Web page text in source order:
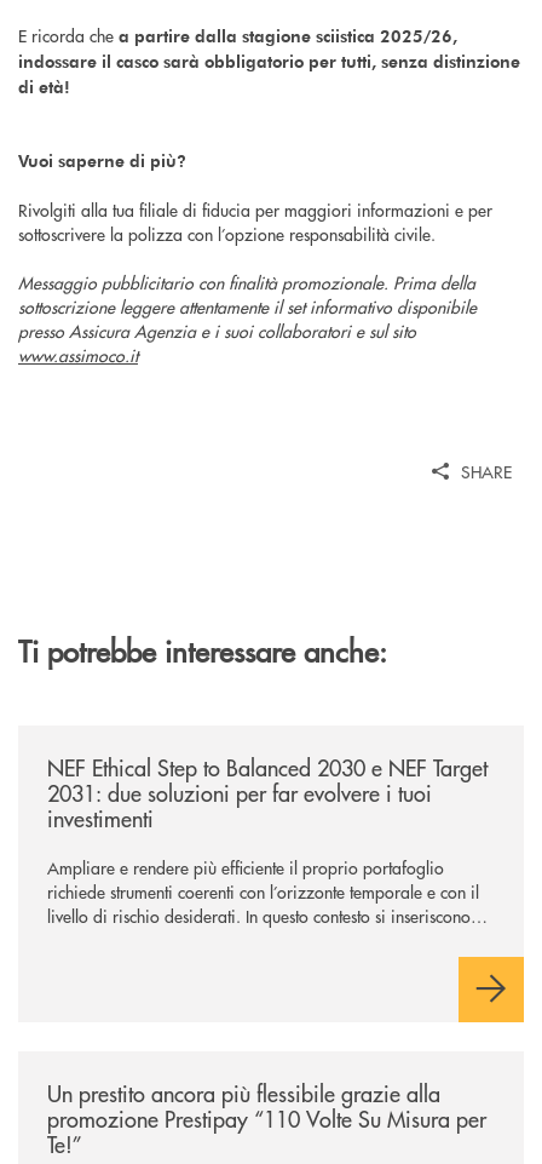
E ricorda che a partire dalla stagione sciistica 2025/26,
indossare il casco sarà obbligatorio per tutti, senza distinzione
di età!
Vuoi saperne di più?
Rivolgiti alla tua filiale di fiducia per maggiori informazioni e per
sottoscrivere la polizza con l’opzione responsabilità civile.
Messaggio pubblicitario con finalità promozionale. Prima della
sottoscrizione leggere attentamente il set informativo disponibile
presso Assicura Agenzia e i suoi collaboratori e sul sito
www.assimoco.it
SHARE
Ti potrebbe interessare anche:
NEF Ethical Step to Balanced 2030 e NEF Target
2031: due soluzioni per far evolvere i tuoi
investimenti
Ampliare e rendere più efficiente il proprio portafoglio
richiede strumenti coerenti con l’orizzonte temporale e con il
livello di rischio desiderati. In questo contesto si inseriscono
soluzioni tra loro complementari, pensate per accompagnare
Un prestito ancora più flessibile grazie alla
promozione Prestipay “110 Volte Su Misura per
Te!”